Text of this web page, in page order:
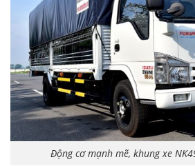
Động cơ mạnh mẽ, khung xe